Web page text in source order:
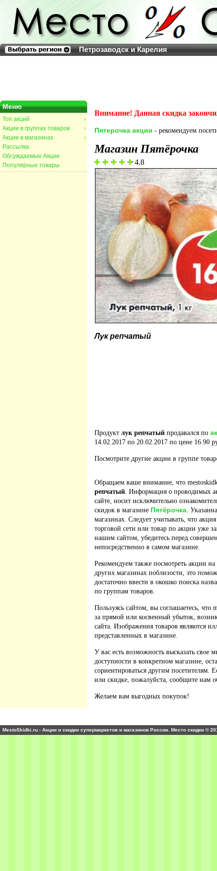
Петрозаводск и Карелия
Меню
>
Топ акций
>
Акции в группах товаров
>
Акции в магазинах
Рассылка
Обсуждаемые Акции
Популярные товары
Внимание! Данная скидка
Пятерочка акции - рекомендуем
Магазин Пятёрочка
4.8
Лук репчатый
Продукт лук репчатый продавался по
14.02.2017 по 20.02.2017 по цене 16.90
Посмотрите другие акции в группе
Обращаем ваше внимание, что
репчатый. Информация о проводимых
сайте, носит исключительно
скидок в магазине Пятёрочка.
магазинах. Следует учитывать, что
торговой сети или товар по акции уже
нашим сайтом, убедитесь перед
непосредственно в самом магазине.
Рекомендуем также посмотреть акции
других магазинах поблизости, это
достаточно ввести в окошко поиска
по группам товаров.
Пользуясь сайтом, вы соглашаетесь, что
за прямой или косвенный убыток,
сайта. Изображения товаров являются
представленных в магазине.
У вас есть возможность высказать свое
доступности в конкретном магазине,
сориентироваться другим
или скидке, пожалуйста, сообщите нам
Желаем вам выгодных покупок!
MestoSkidki.ru - Акции и скидки супермаркетов и магазинов России. Место скидки ©